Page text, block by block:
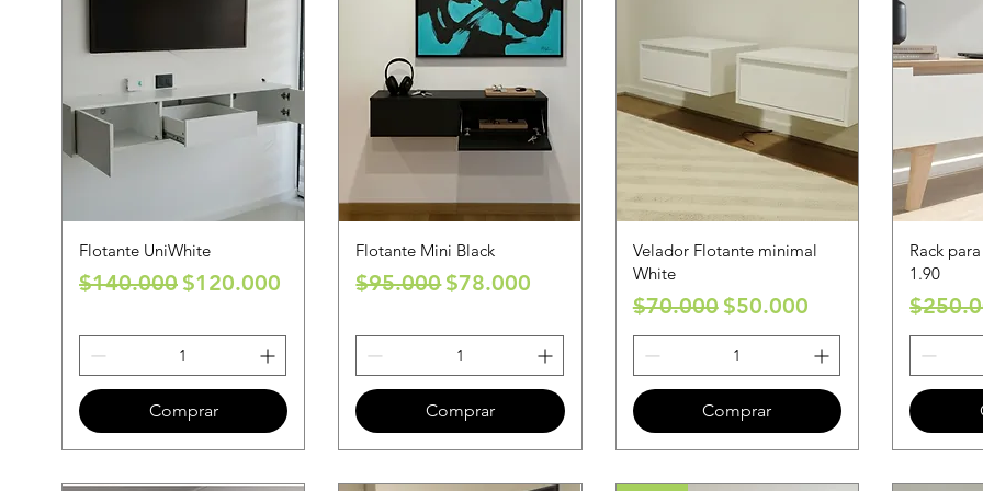
Flotante UniWhite
Precio
$140.000 Precio de oferta
$120.000
Comprar
Flotante Mini Black
Precio
$95.000Precio de oferta
$78.000
Comprar
Velador Flotante minimal
White
Precio
$70.000 Precio de oferta
$50.000
Comprar
Rack
1.90
Precio